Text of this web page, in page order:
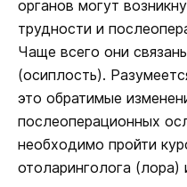
органов могут
трудности и
Чаще всего они
(осиплость).
это обратимые
послеоперационных
необходимо пройти
отоларинголога (лора)